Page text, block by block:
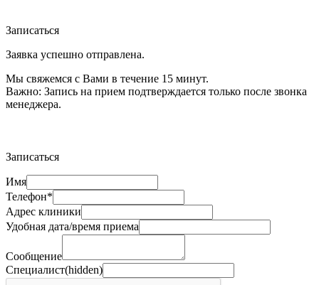
Записаться
Заявка успешно отправлена.
Мы свяжемся с Вами в течение 15 минут.
Важно: Запись на прием подтверждается только после звонка
менеджера.
Записаться
Имя
Телефон*
Адрес клиники
Удобная дата/время приема
Сообщение
Специалист(hidden)